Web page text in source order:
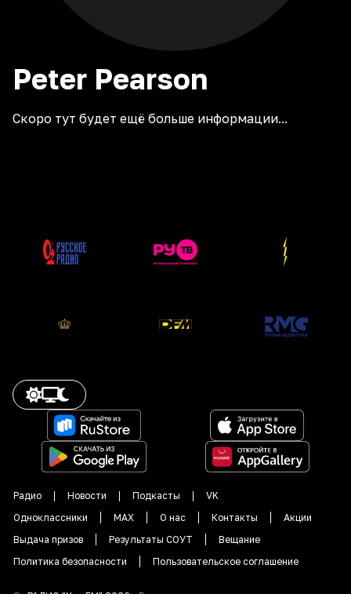
Peter Pearson
Скоро тут будет ещё больше информации...
Радио Новости Подкасты
VK
Одноклассники
MAX О нас Контакты
Акции
Выдача призов
Результаты СОУТ
Вещание
Политика безопасности
Пользовательское соглашение